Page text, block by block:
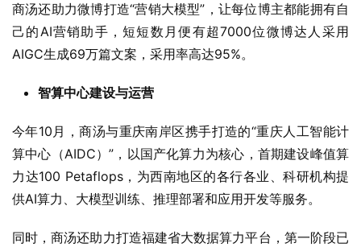
商汤还助力微博打造“营销大模型”，让每位博主都能拥有自
己的AI营销助手，短短数月便有超7000位微博达人采用
AIGC生成69万篇文案，采用率高达95%。
智算中心建设与运营
今年10月，商汤与重庆南岸区携手打造的“重庆人工智能计
算中心（AIDC）”，以国产化算力为核心，首期建设峰值算
力达100 Petaflops，为西南地区的各行各业、科研机构提
供AI算力、大模型训练、推理部署和应用开发等服务。
同时，商汤还助力打造福建省大数据算力平台，第一阶段已